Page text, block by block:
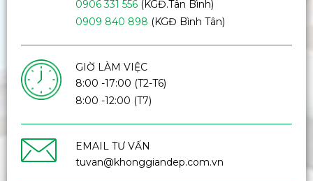
0906 331 556(KGĐ.Tân Bình)
0909 840 898 (KGĐ Bình Tân)
GIỜ LÀM VIỆC
8:00 -17:00 (T2-T6)
8:00 -12:00 (T7)
EMAIL TƯ VẤN
tuvan@khonggiandep.com.vn